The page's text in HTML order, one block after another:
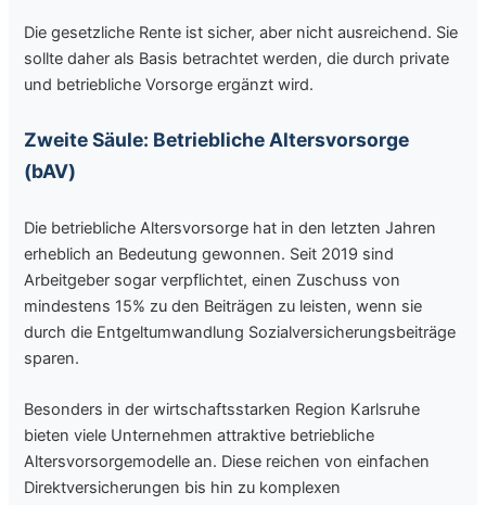
Die gesetzliche Rente ist sicher, aber nicht ausreichend. Sie
sollte daher als Basis betrachtet werden, die durch private
und betriebliche Vorsorge ergänzt wird.
Zweite Säule: Betriebliche Altersvorsorge
(bAV)
Die betriebliche Altersvorsorge hat in den letzten Jahren
erheblich an Bedeutung gewonnen. Seit 2019 sind
Arbeitgeber sogar verpflichtet, einen Zuschuss von
mindestens 15% zu den Beiträgen zu leisten, wenn sie
durch die Entgeltumwandlung Sozialversicherungsbeiträge
sparen.
Besonders in der wirtschaftsstarken Region Karlsruhe
bieten viele Unternehmen attraktive betriebliche
Altersvorsorgemodelle an. Diese reichen von einfachen
Direktversicherungen bis hin zu komplexen